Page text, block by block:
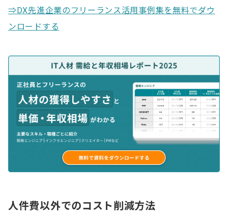
⇒DX先進企業のフリーランス活用事例集を無料でダウ
ンロードする
人件費以外でのコスト削減方法